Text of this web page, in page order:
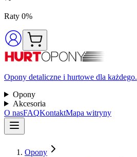
Raty 0%
Opony detaliczne i hurtowe dla każdego.
Opony
Akcesoria
O nasFAQKontaktMapa witryny
Opony